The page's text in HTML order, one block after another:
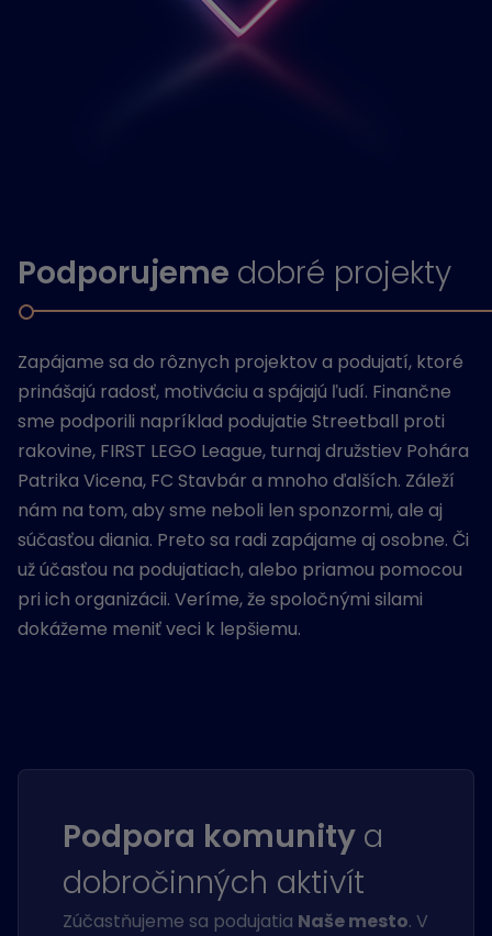
Podporujeme dobré projekty
Zapájame sa do rôznych projektov a podujatí, ktoré
prinášajú radosť, motiváciu a spájajú ľudí. Finančne
sme podporili napríklad podujatie Streetball proti
rakovine, FIRST LEGO League, turnaj družstiev Pohára
Patrika Vicena, FC Stavbár a mnoho ďalších. Záleží
nám na tom, aby sme neboli len sponzormi, ale aj
súčasťou diania. Preto sa radi zapájame aj osobne. Či
už účasťou na podujatiach, alebo priamou pomocou
pri ich organizácii. Veríme, že spoločnými silami
dokážeme meniť veci k lepšiemu.
Podpora komunity a
dobročinných aktivít
Zúčastňujeme sa podujatia Naše mesto. V